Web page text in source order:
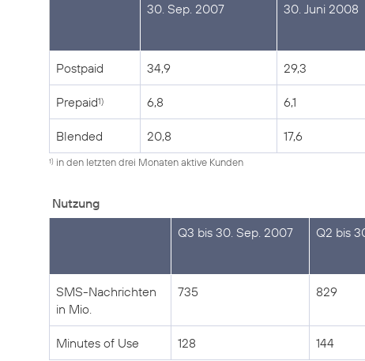
30. Sep. 2007
30. Juni 2008
Postpaid 34,9 29,3
Prepaid1) 6,8 6,1
Blended 20,8 17,6
1) in den letzten drei Monaten aktive Kunden
Nutzung
Q3 bis 30. Sep. 2007
Q2 bis
SMS-Nachrichten
in Mio.
735 829
Minutes of Use 128 144